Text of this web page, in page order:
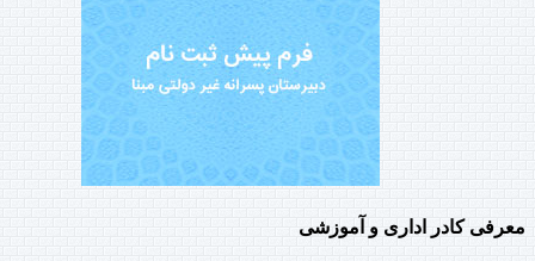
معرفی کادر اداری و آموزشی